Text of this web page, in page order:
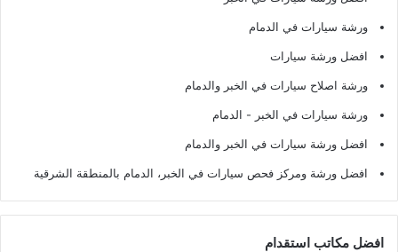
ورشة سيارات في الدمام
افضل ورشة سيارات
ورشة اصلاح سيارات في الخبر والدمام
ورشة سيارات في الخبر - الدمام
افضل ورشة سيارات في الخبر والدمام
افضل ورشة ومركز فحص سيارات في الخبر، الدمام بالمنطقة الشرقية
افضل مكاتب استقدام